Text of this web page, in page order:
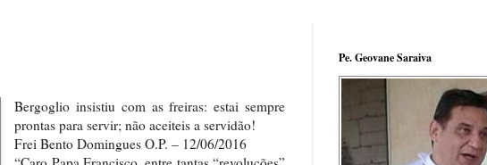
Bergoglio insistiu com as freiras: estai sempre
prontas para servir; não aceiteis a servidão!
Frei Bento Domingues O.P. – 12/06/2016
Pe. Geovane Saraiva